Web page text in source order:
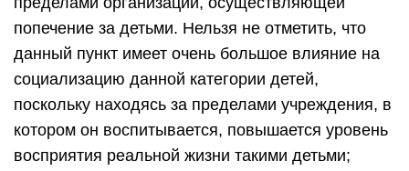
попечение за детьми. Нельзя не отметить, что
данный пункт имеет очень большое влияние на
социализацию данной категории детей,
поскольку находясь за пределами учреждения, в
котором он воспитывается, повышается уровень
восприятия реальной жизни такими детьми;